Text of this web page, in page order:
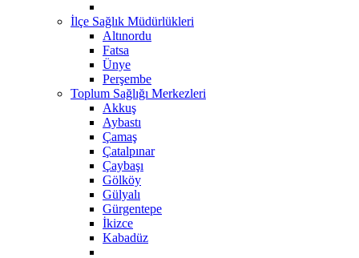
İlçe Sağlık Müdürlükleri
Altınordu
Fatsa
Ünye
Perşembe
Toplum Sağlığı Merkezleri
Akkuş
Aybastı
Çamaş
Çatalpınar
Çaybaşı
Gölköy
Gülyalı
Gürgentepe
İkizce
Kabadüz